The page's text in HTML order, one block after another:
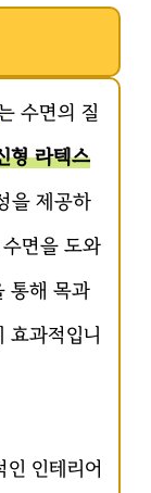
수면의 질
형 라텍스
을 제공하
면을 도와
통해 목과
효과적입니
인테리어